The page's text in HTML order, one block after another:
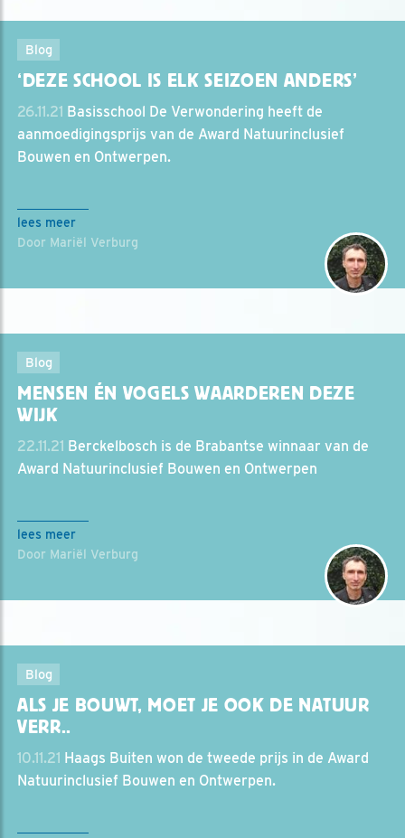
Blog
‘DEZE SCHOOL IS ELK SEIZOEN ANDERS’
26.11.21 Basisschool De Verwondering heeft de
aanmoedigingsprijs van de Award Natuurinclusief
Bouwen en Ontwerpen.
lees meer
Door Mariël Verburg
Blog
MENSEN ÉN VOGELS WAARDEREN DEZE
WIJK
22.11.21 Berckelbosch is de Brabantse winnaar van de
Award Natuurinclusief Bouwen en Ontwerpen
lees meer
Door Mariël Verburg
Blog
ALS JE BOUWT, MOET JE OOK DE NATUUR
VERR..
10.11.21 Haags Buiten won de tweede prijs in de Award
Natuurinclusief Bouwen en Ontwerpen.